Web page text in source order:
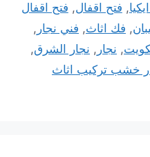
, فتح اقفال, فتح اقفال
, فك اثاث, فني نجار ,
, نجار , نجار الشرق,
خشب تركيب اثاث